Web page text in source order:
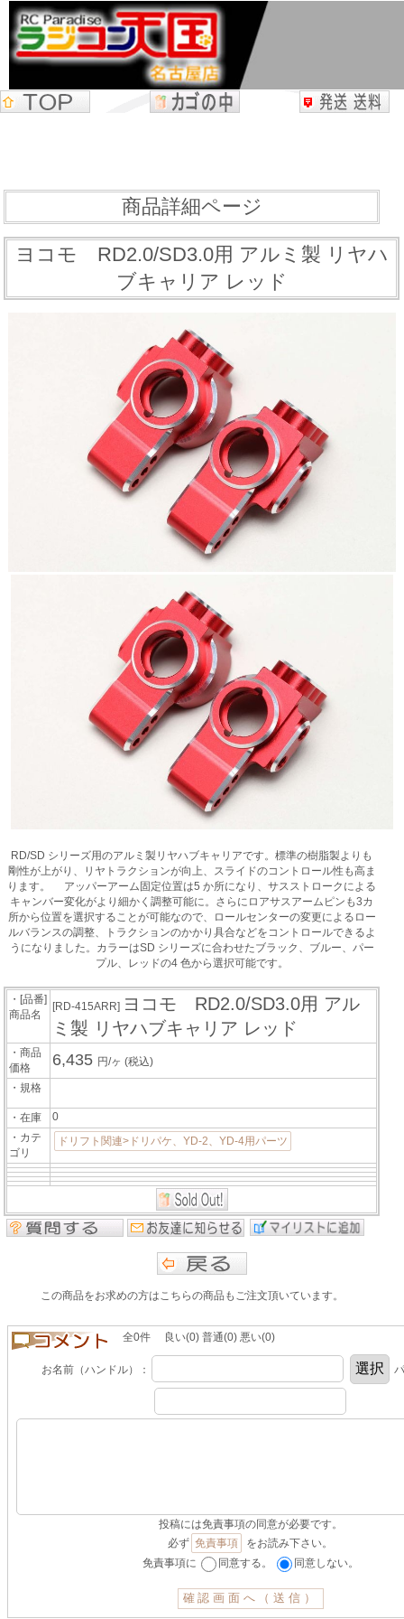
商品詳細ページ
ヨコモ RD2.0/SD3.0用 アルミ製 リヤハ
ブキャリア レッド
RD/SD シリーズ用のアルミ製リヤハブキャリアです。標準の樹脂製よりも
剛性が上がり、リヤトラクションが向上、スライドのコントロール性も高ま
ります。 アッパーアーム固定位置は5 か所になり、サスストロークによる
キャンバー変化がより細かく調整可能に。さらにロアサスアームピンも3カ
所から位置を選択することが可能なので、ロールセンターの変更によるロー
ルバランスの調整、トラクションのかかり具合などをコントロールできるよ
うになりました。カラーはSD シリーズに合わせたブラック、ブルー、パー
プル、レッドの4 色から選択可能です。
・[品番]
商品名
[RD-415ARR] ヨコモ RD2.0/SD3.0用 アル
ミ製 リヤハブキャリア レッド
・商品
価格
6,435 円/ヶ(税込)
・規格
・在庫
0
・カテ
ゴリ
ドリフト関連>ドリパケ、YD-2、YD-4用パーツ
この商品をお求めの方はこちらの商品もご注文頂いています。
全0件 良い(0) 普通(0) 悪い(0)
お名前（ハンドル）：
投稿には免責事項の同意が必要です。
必ず 免責事項
をお読み下さい。
免責事項に
同意する。 同意しない。